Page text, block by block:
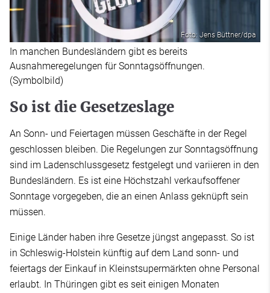
Foto: Jens Büttner/dpa
In manchen Bundesländern gibt es bereits
Ausnahmeregelungen für Sonntagsöffnungen.
(Symbolbild)
So ist die Gesetzeslage
An Sonn- und Feiertagen müssen Geschäfte in der Regel
geschlossen bleiben. Die Regelungen zur Sonntagsöffnung
sind im Ladenschlussgesetz festgelegt und variieren in den
Bundesländern. Es ist eine Höchstzahl verkaufsoffener
Sonntage vorgegeben, die an einen Anlass geknüpft sein
müssen.
Einige Länder haben ihre Gesetze jüngst angepasst. So ist
in Schleswig-Holstein künftig auf dem Land sonn- und
feiertags der Einkauf in Kleinstsupermärkten ohne Personal
erlaubt. In Thüringen gibt es seit einigen Monaten